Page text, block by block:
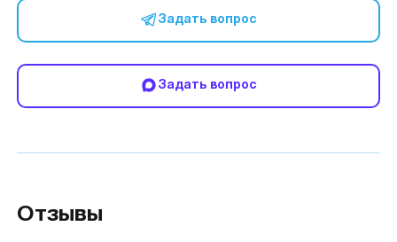
Задать вопрос
Задать вопрос
Отзывы